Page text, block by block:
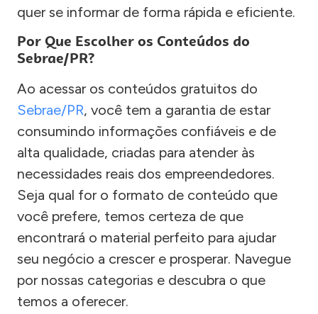
quer se informar de forma rápida e eficiente.
Por Que Escolher os Conteúdos do
Sebrae/PR?
Ao acessar os conteúdos gratuitos do
Sebrae/PR, você tem a garantia de estar
consumindo informações confiáveis e de
alta qualidade, criadas para atender às
necessidades reais dos empreendedores.
Seja qual for o formato de conteúdo que
você prefere, temos certeza de que
encontrará o material perfeito para ajudar
seu negócio a crescer e prosperar. Navegue
por nossas categorias e descubra o que
temos a oferecer.